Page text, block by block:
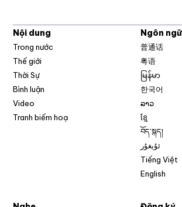
Nội dung
Trong nước
Thế giới
Thời Sự
Bình luận
Video
Tranh biếm hoạ
Ngôn ngữ
普通话
粤语
မြန်မာ
한국어
ລາວ
ខ្មែ
བོད་སྐད།
ئۇيغۇر
Tiếng Việt
English